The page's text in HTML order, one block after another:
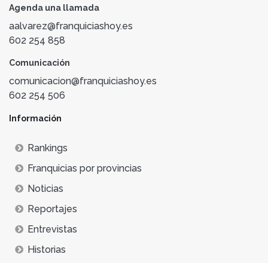
Agenda una llamada
aalvarez@franquiciashoy.es
602 254 858
Comunicación
comunicacion@franquiciashoy.es
602 254 506
Información
Rankings
Franquicias por provincias
Noticias
Reportajes
Entrevistas
Historias